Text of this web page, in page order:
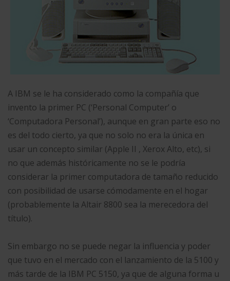
A IBM se le ha considerado como la compañía que
invento la primer PC (‘Personal Computer’ o
‘Computadora Personal’), aunque en gran parte eso no
es del todo cierto, ya que no solo no era la única en
usar un concepto similar (Apple II , Xerox Alto, etc), si
no que además históricamente no se le podría
considerar la primer computadora de tamaño reducido
con posibilidad de usarse cómodamente en el hogar
(probablemente la Altair 8800 sea la merecedora del
título).
Sin embargo no se puede negar la influencia y poder
que tuvo en el mercado con el lanzamiento de la 5100 y
más tarde de la IBM PC 5150, ya que de alguna forma u